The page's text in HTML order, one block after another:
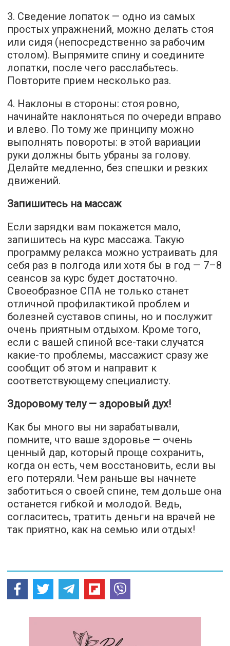
3. Сведение лопаток — одно из самых
простых упражнений, можно делать стоя
или сидя (непосредственно за рабочим
столом). Выпрямите спину и соедините
лопатки, после чего расслабьтесь.
Повторите прием несколько раз.
4. Наклоны в стороны: стоя ровно,
начинайте наклоняться по очереди вправо
и влево. По тому же принципу можно
выполнять повороты: в этой вариации
руки должны быть убраны за голову.
Делайте медленно, без спешки и резких
движений.
Запишитесь на массаж
Если зарядки вам покажется мало,
запишитесь на курс массажа. Такую
программу релакса можно устраивать для
себя раз в полгода или хотя бы в год — 7–8
сеансов за курс будет достаточно.
Своеобразное СПА не только станет
отличной профилактикой проблем и
болезней суставов спины, но и послужит
очень приятным отдыхом. Кроме того,
если с вашей спиной все-таки случатся
какие-то проблемы, массажист сразу же
сообщит об этом и направит к
соответствующему специалисту.
Здоровому телу — здоровый дух!
Как бы много вы ни зарабатывали,
помните, что ваше здоровье — очень
ценный дар, который проще сохранить,
когда он есть, чем восстановить, если вы
его потеряли. Чем раньше вы начнете
заботиться о своей спине, тем дольше она
останется гибкой и молодой. Ведь,
согласитесь, тратить деньги на врачей не
так приятно, как на семью или отдых!